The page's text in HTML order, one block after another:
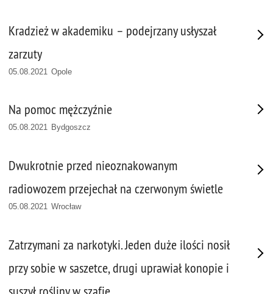
Kradzież w akademiku – podejrzany usłyszał
zarzuty
05.08.2021 Opole
Na pomoc mężczyźnie
05.08.2021 Bydgoszcz
Dwukrotnie przed nieoznakowanym
radiowozem przejechał na czerwonym świetle
05.08.2021 Wrocław
Zatrzymani za narkotyki. Jeden duże ilości nosił
przy sobie w saszetce, drugi uprawiał konopie i